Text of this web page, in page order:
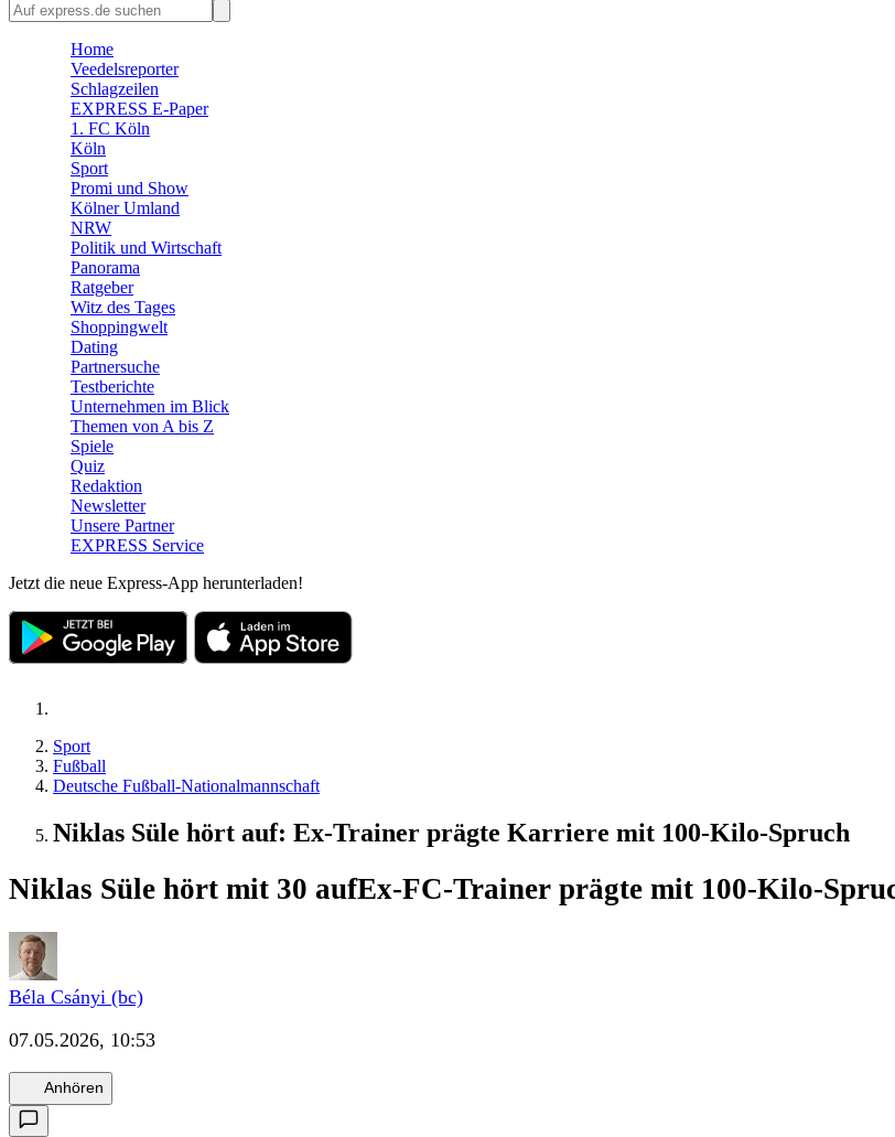
🛒 Shoppingwelt
Home
Veedelsreporter
Schlagzeilen
EXPRESS E-Paper
1. FC Köln
Köln
Sport
Promi und Show
Kölner Umland
NRW
Politik und Wirtschaft
Panorama
Ratgeber
Witz des Tages
Shoppingwelt
Dating
Partnersuche
Testberichte
Unternehmen im Blick
Themen von A bis Z
Spiele
Quiz
Redaktion
Newsletter
Unsere Partner
EXPRESS Service
Jetzt die neue Express-App herunterladen!
Sport
Fußball
Deutsche Fußball-Nationalmannschaft
Niklas Süle hört auf: Ex-Trainer prägte Karriere mit 100-Kilo-Spruch
Niklas Süle hört mit 30 aufEx-FC-Trainer prägte mit 100-Kilo-
Béla Csányi (bc)
07.05.2026, 10:53
Anhören